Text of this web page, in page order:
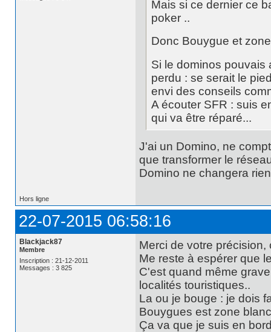
Mais si ce dernier ce
poker ..
Donc Bouygue et
Si le dominos pouvais
perdu : se serait le
envi des conseils
A écouter SFR : suis
qui va être réparé...
J'ai un Domino, ne
que transformer le
Domino ne changera
Hors ligne
22-07-2015 06:58:16
Blackjack87
Membre
Inscription : 21-12-2011
Messages : 3 825
Merci de votre
Me reste à espérer que
C'est quand même
localités touristiques..
La ou je bouge : je dois
Bouygues est zone
Ça va que je suis en